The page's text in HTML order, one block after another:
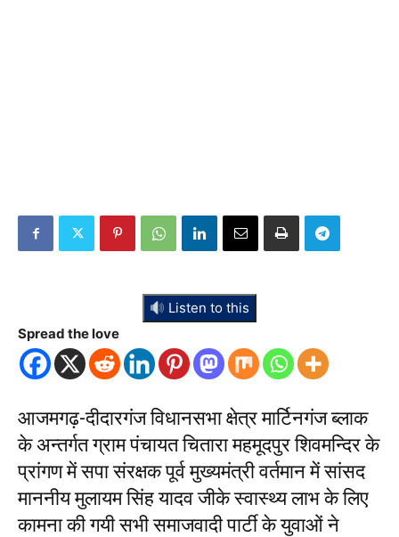
Listen to this
Spread the love
आजमगढ़-दीदारगंज विधानसभा क्षेत्र मार्टिनगंज ब्लाक
के अन्तर्गत ग्राम पंचायत चितारा महमूदपुर शिवमन्दिर के
प्रांगण में सपा संरक्षक पूर्व मुख्यमंत्री वर्तमान में सांसद
माननीय मुलायम सिंह यादव जीके स्वास्थ्य लाभ के लिए
कामना की गयी सभी समाजवादी पार्टी के युवाओं ने